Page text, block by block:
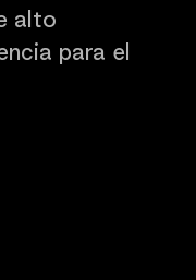
alto
para el